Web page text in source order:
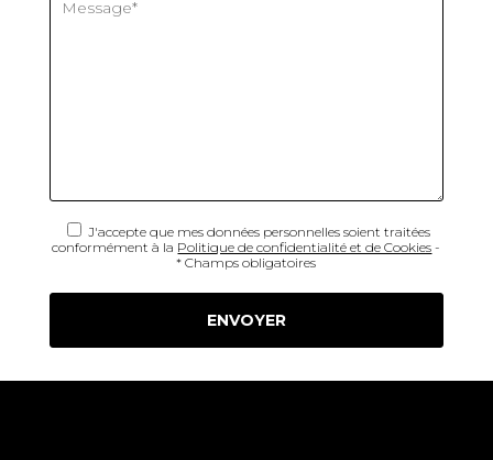
J'accepte que mes données personnelles soient traitées
conformément à la Politique de confidentialité et de Cookies -
* Champs obligatoires